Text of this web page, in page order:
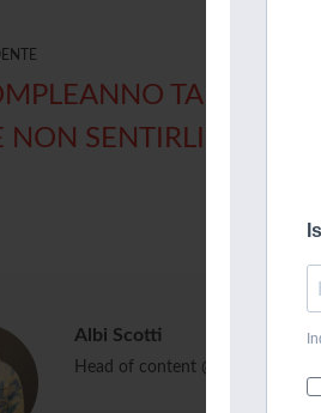
TAKE IT
SENTIRLI
Albi Scotti
Head of content @ DJ MAG Italia